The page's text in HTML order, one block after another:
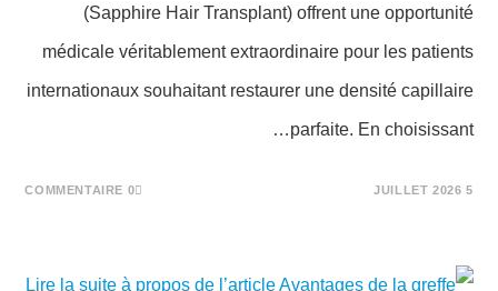
(Sapphire Hair Transplant) offrent une opportunité
médicale véritablement extraordinaire pour les patients
internationaux souhaitant restaurer une densité capillaire
parfaite. En choisissant…
0 COMMENTAIRE 5 JUILLET 2026